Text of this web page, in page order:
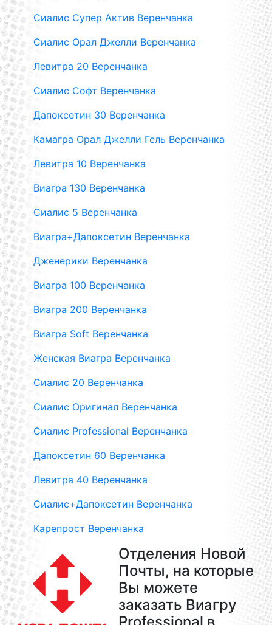
Сиалис Супер Актив Веренчанка
Сиалис Орал Джелли Веренчанка
Левитра 20 Веренчанка
Сиалис Софт Веренчанка
Дапоксетин 30 Веренчанка
Камагра Орал Джелли Гель Веренчанка
Левитра 10 Веренчанка
Виагра 130 Веренчанка
Сиалис 5 Веренчанка
Виагра+Дапоксетин Веренчанка
Дженерики Веренчанка
Виагра 100 Веренчанка
Виагра 200 Веренчанка
Виагра Soft Веренчанка
Женская Виагра Веренчанка
Сиалис 20 Веренчанка
Сиалис Оригинал Веренчанка
Сиалис Professional Веренчанка
Дапоксетин 60 Веренчанка
Левитра 40 Веренчанка
Сиалис+Дапоксетин Веренчанка
Карепрост Веренчанка
Отделения Новой
Почты, на которые
Вы можете
заказать Виагру